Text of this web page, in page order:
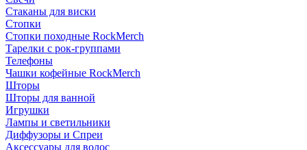
Стаканы для виски
Стопки
Стопки походные RockMerch
Тарелки с рок-группами
Телефоны
Чашки кофейные RockMerch
Шторы
Шторы для ванной
Игрушки
Лампы и светильники
Диффузоры и Спреи
Аксессуары для волос